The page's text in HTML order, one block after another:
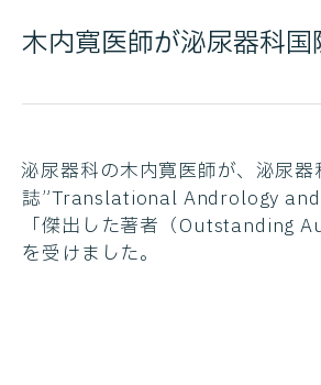
木内寛医師が泌尿器科国
泌尿器科の木内寛医師が、泌尿器
誌”Translational Andrology
「傑出した著者（Outstanding
を受けました。